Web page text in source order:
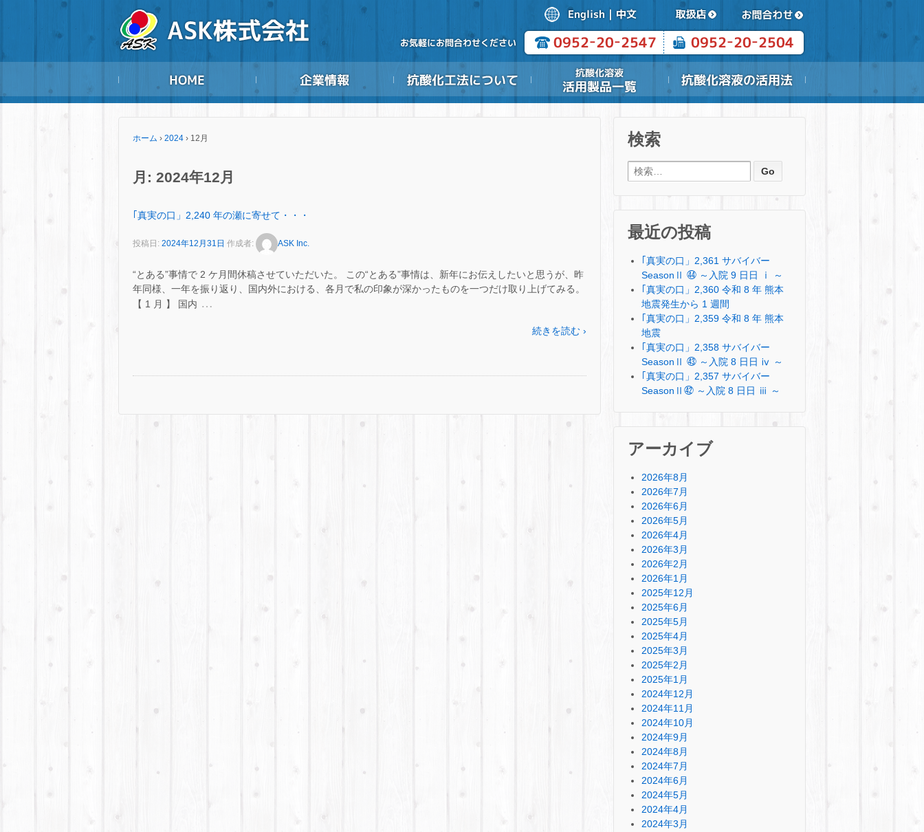
ホーム › 2024 › 12月
月: 2024年12月
｢真実の口」2,240 年の瀬に寄せて・・・
投稿日: 2024年12月31日 作成者: ASK Inc.
“とある”事情で 2 ケ月間休稿させていただいた。 この“とある”事情は、新年にお伝えしたいと思うが、昨
年同様、一年を振り返り、国内外における、各月で私の印象が深かったものを一つだけ取り上げてみる。
【 1 月 】 国内 …
続きを読む ›
検索
検索:
最近の投稿
｢真実の口」2,361 サバイバー
SeasonⅡ ㊹ ～入院 9 日日 ⅰ ～
｢真実の口」2,360 令和 8 年 熊本
地震発生から 1 週間
｢真実の口」2,359 令和 8 年 熊本
地震
｢真実の口」2,358 サバイバー
SeasonⅡ ㊸ ～入院 8 日日 ⅳ ～
｢真実の口」2,357 サバイバー
SeasonⅡ㊷ ～入院 8 日日 ⅲ ～
アーカイブ
2026年8月
2026年7月
2026年6月
2026年5月
2026年4月
2026年3月
2026年2月
2026年1月
2025年12月
2025年6月
2025年5月
2025年4月
2025年3月
2025年2月
2025年1月
2024年12月
2024年11月
2024年10月
2024年9月
2024年8月
2024年7月
2024年6月
2024年5月
2024年4月
2024年3月